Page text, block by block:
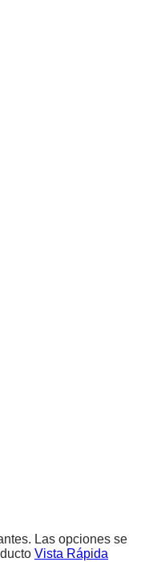
Las opciones se
Vista Rápida